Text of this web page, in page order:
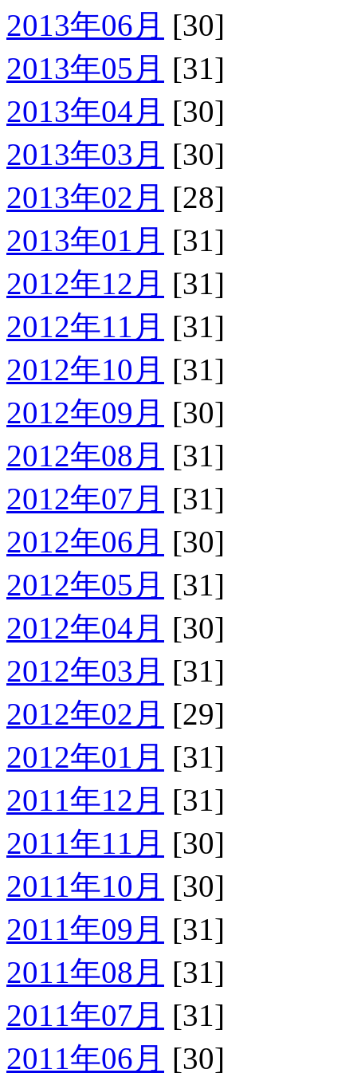
2013年06月 [30]
2013年05月 [31]
2013年04月 [30]
2013年03月 [30]
2013年02月 [28]
2013年01月 [31]
2012年12月 [31]
2012年11月 [31]
2012年10月 [31]
2012年09月 [30]
2012年08月 [31]
2012年07月 [31]
2012年06月 [30]
2012年05月 [31]
2012年04月 [30]
2012年03月 [31]
2012年02月 [29]
2012年01月 [31]
2011年12月 [31]
2011年11月 [30]
2011年10月 [30]
2011年09月 [31]
2011年08月 [31]
2011年07月 [31]
2011年06月 [30]